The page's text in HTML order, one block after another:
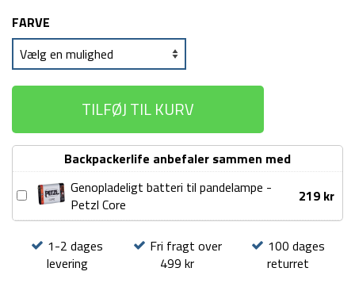
FARVE
TILFØJ TIL KURV
Backpackerlife anbefaler sammen med
Genopladeligt
pandelampe
Genopladeligt batteri til pandelampe -
Petzl Core
219 kr
1-2 dages
levering
Fri fragt over
499 kr
100 dages
returret